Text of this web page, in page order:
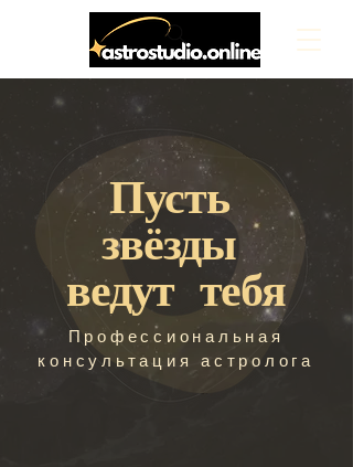
Пусть
звёзды
ведут тебя
Профессиональная
консультация астролога